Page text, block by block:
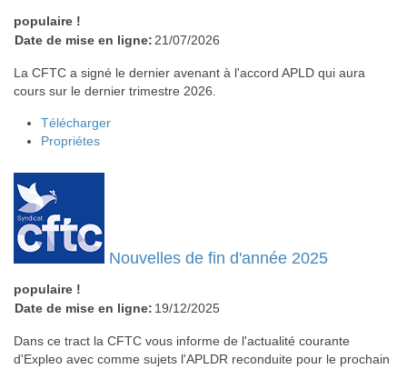
populaire !
Date de mise en ligne: 21/07/2026
La CFTC a signé le dernier avenant à l'accord APLD qui aura
cours sur le dernier trimestre 2026.
Télécharger
Propriétes
Nouvelles de fin d'année 2025
populaire !
Date de mise en ligne: 19/12/2025
Dans ce tract la CFTC vous informe de l'actualité courante
d'Expleo avec comme sujets l'APLDR reconduite pour le prochain